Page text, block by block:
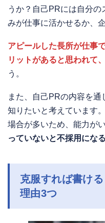
うか？自己PRには自分
みが仕事に活かせるか、
アピールした長所が仕事
リットがあると思われて
う。
また、自己PRの内容を
知りたいと考えています
場合が多いため、能力が
っていないと不採用にな
克服すれば書け
理由3つ